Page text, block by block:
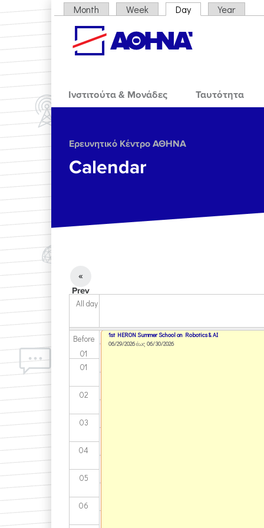
Skip to main content
Primary tabs
Month Week Day (active tab)
Year
Ινστιτούτα & Μονάδες Ταυτότητα
Ερευνητικό Κέντρο ΑΘΗΝΑ
Calendar
«
Prev
All day
Before
01
01
02
03
04
05
06
1st HERON Summer School on Robotics & AI
06/29/2026έως 06/30/2026